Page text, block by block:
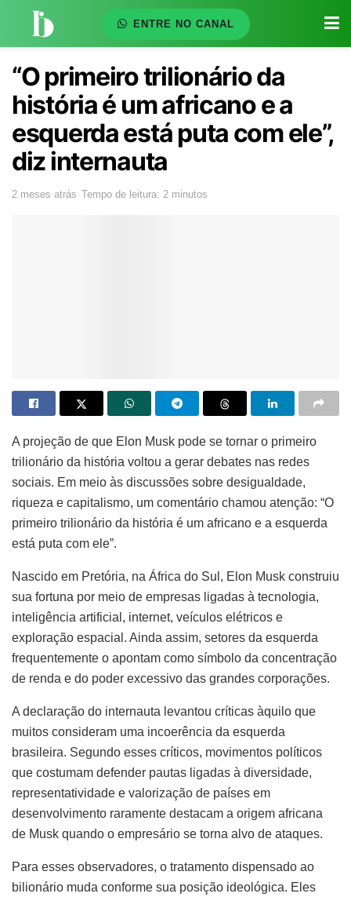
ENTRE NO CANAL
“O primeiro trilionário da
história é um africano e a
esquerda está puta com ele”,
diz internauta
2 meses atrás Tempo de leitura: 2 minutos
A projeção de que Elon Musk pode se tornar o primeiro
trilionário da história voltou a gerar debates nas redes
sociais. Em meio às discussões sobre desigualdade,
riqueza e capitalismo, um comentário chamou atenção: “O
primeiro trilionário da história é um africano e a esquerda
está puta com ele”.
Nascido em Pretória, na África do Sul, Elon Musk construiu
sua fortuna por meio de empresas ligadas à tecnologia,
inteligência artificial, internet, veículos elétricos e
exploração espacial. Ainda assim, setores da esquerda
frequentemente o apontam como símbolo da concentração
de renda e do poder excessivo das grandes corporações.
A declaração do internauta levantou críticas àquilo que
muitos consideram uma incoerência da esquerda
brasileira. Segundo esses críticos, movimentos políticos
que costumam defender pautas ligadas à diversidade,
representatividade e valorização de países em
desenvolvimento raramente destacam a origem africana
de Musk quando o empresário se torna alvo de ataques.
Para esses observadores, o tratamento dispensado ao
bilionário muda conforme sua posição ideológica. Eles